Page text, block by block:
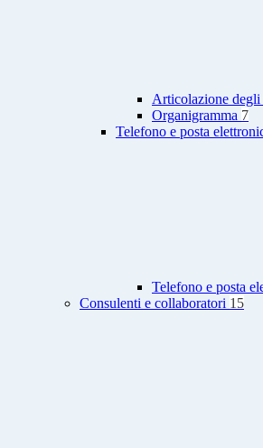
Articolazione
Organigramma 7
Telefono e posta
Telefono e posta
Consulenti e collaboratori 15